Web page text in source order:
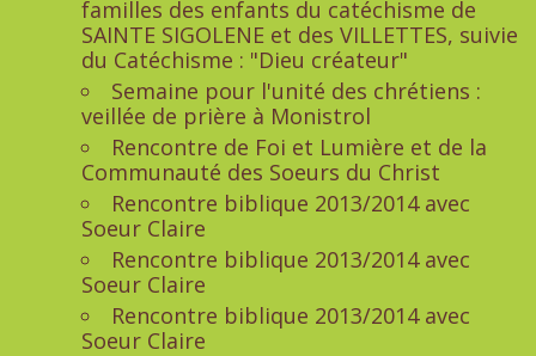
familles des enfants du catéchisme de
SAINTE SIGOLENE et des VILLETTES, suivie
du Catéchisme : "Dieu créateur"
Semaine pour l'unité des chrétiens :
veillée de prière à Monistrol
Rencontre de Foi et Lumière et de la
Communauté des Soeurs du Christ
Rencontre biblique 2013/2014 avec
Soeur Claire
Rencontre biblique 2013/2014 avec
Soeur Claire
Rencontre biblique 2013/2014 avec
Soeur Claire